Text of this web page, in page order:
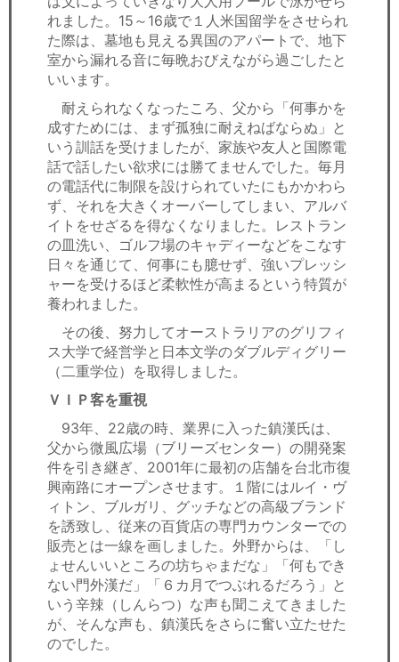
れました。15～16歳で１人米国留学をさせられ
た際は、墓地も見える異国のアパートで、地下
室から漏れる音に毎晩おびえながら過ごしたと
いいます。
耐えられなくなったころ、父から「何事かを
成すためには、まず孤独に耐えねばならぬ」と
いう訓話を受けましたが、家族や友人と国際電
話で話したい欲求には勝てませんでした。毎月
の電話代に制限を設けられていたにもかかわら
ず、それを大きくオーバーしてしまい、アルバ
イトをせざるを得なくなりました。レストラン
の皿洗い、ゴルフ場のキャディーなどをこなす
日々を通じて、何事にも臆せず、強いプレッシ
ャーを受けるほど柔軟性が高まるという特質が
養われました。
その後、努力してオーストラリアのグリフィ
ス大学で経営学と日本文学のダブルディグリー
（二重学位）を取得しました。
ＶＩＰ客を重視
93年、22歳の時、業界に入った鎮漢氏は、
父から微風広場（ブリーズセンター）の開発案
件を引き継ぎ、2001年に最初の店舗を台北市復
興南路にオープンさせます。１階にはルイ・ヴ
ィトン、ブルガリ、グッチなどの高級ブランド
を誘致し、従来の百貨店の専門カウンターでの
販売とは一線を画しました。外野からは、「し
ょせんいいところの坊ちゃまだな」「何もでき
ない門外漢だ」「６カ月でつぶれるだろう」と
いう辛辣（しんらつ）な声も聞こえてきました
が、そんな声も、鎮漢氏をさらに奮い立たせた
のでした。